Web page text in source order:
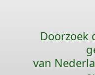
Doorzoek
van